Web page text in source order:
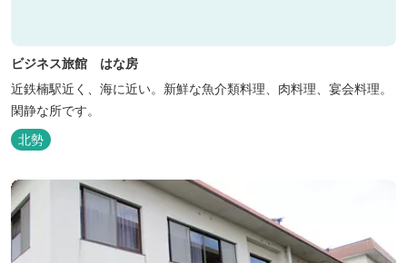
ビジネス旅館 はな房
近鉄楠駅近く、海に近い。新鮮な魚介類料理、肉料理、宴会料理。
閑静な所です。
北勢